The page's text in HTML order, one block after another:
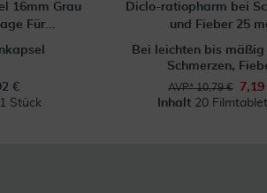
16mm Grau
Für...
€
1 Stück
Diclo-ratiopharm bei
und Fieber 25
Bei leichten bis
Schmerzen,
AVP* 10,79 €
7,19
Inhalt 20